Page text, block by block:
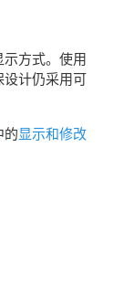
方式。使用
计仍采用可
的显示和修改